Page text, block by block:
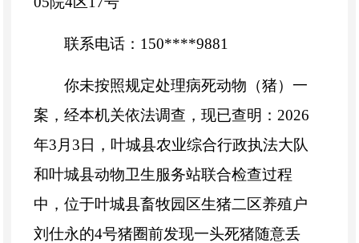
联系电话：150****9881
你未按照规定处理病死动物（猪）一
案，经本机关依法调查，现已查明：2026
年3月3日，叶城县农业综合行政执法大队
和叶城县动物卫生服务站联合检查过程
中，位于叶城县畜牧园区生猪二区养殖户
刘仕永的4号猪圈前发现一头死猪随意丢